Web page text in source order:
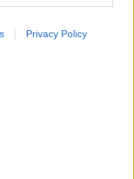
Privacy Policy